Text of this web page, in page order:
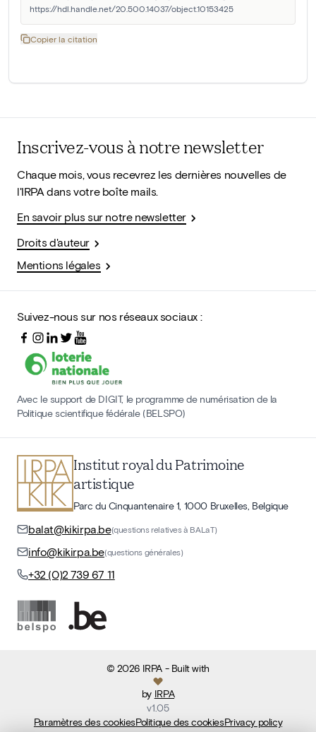
https://hdl.handle.net/20.500.14037/object.10153425
Copier la citation
Inscrivez-vous à notre newsletter
Chaque mois, vous recevrez les dernières nouvelles de
l'IRPA dans votre boîte mails.
En savoir plus sur notre newsletter
Droits d'auteur
Mentions légales
Suivez-nous sur nos réseaux sociaux :
Avec le support de DIGIT, le programme de numérisation de la
Politique scientifique fédérale (BELSPO)
Institut royal du Patrimoine
artistique
Parc du Cinquantenaire 1, 1000 Bruxelles, Belgique
balat@kikirpa.be(questions relatives à BALaT)
info@kikirpa.be(questions générales)
+32 (0)2 739 67 11
©2026 IRPA- Built with
by IRPA
v1.05
Paramètres des cookiesPolitique des cookiesPrivacy policy